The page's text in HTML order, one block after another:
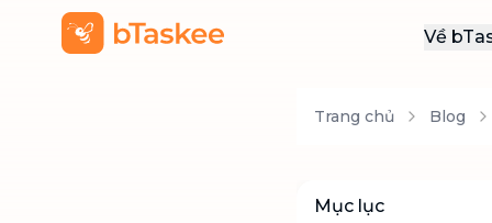
Về
Trang chủ Blog
Mục lục